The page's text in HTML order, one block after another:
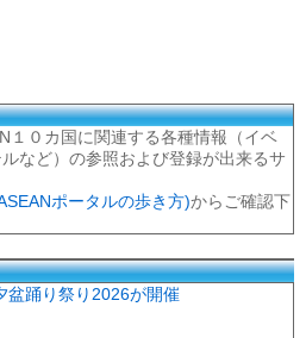
０カ国に関連する各種情報（イベ
など）の参照および登録が出来るサ
ポータルの歩き方)からご確認下
盆踊り祭り2026が開催